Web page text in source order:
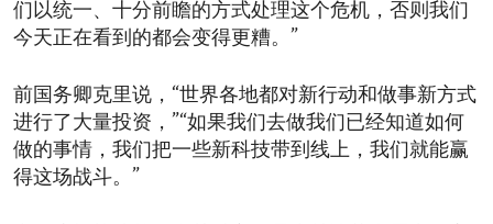
们以统一、十分前瞻的方式处理这个危机，否则我们
今天正在看到的都会变得更糟。”
前国务卿克里说，“世界各地都对新行动和做事新方式
进行了大量投资，”“如果我们去做我们已经知道如何
做的事情，我们把一些新科技带到线上，我们就能赢
得这场战斗。”